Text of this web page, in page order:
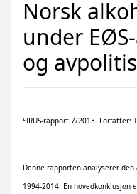
Norsk
under
og
SIRUS-rapport 7/2013. Forfatter:
Denne rapporten analyserer
1994-2014. En hovedkonklusjon